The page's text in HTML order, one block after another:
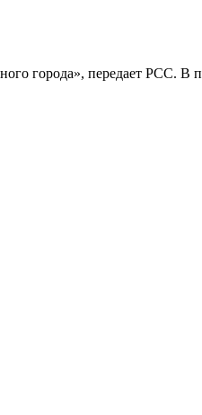
города», передает РСС. В